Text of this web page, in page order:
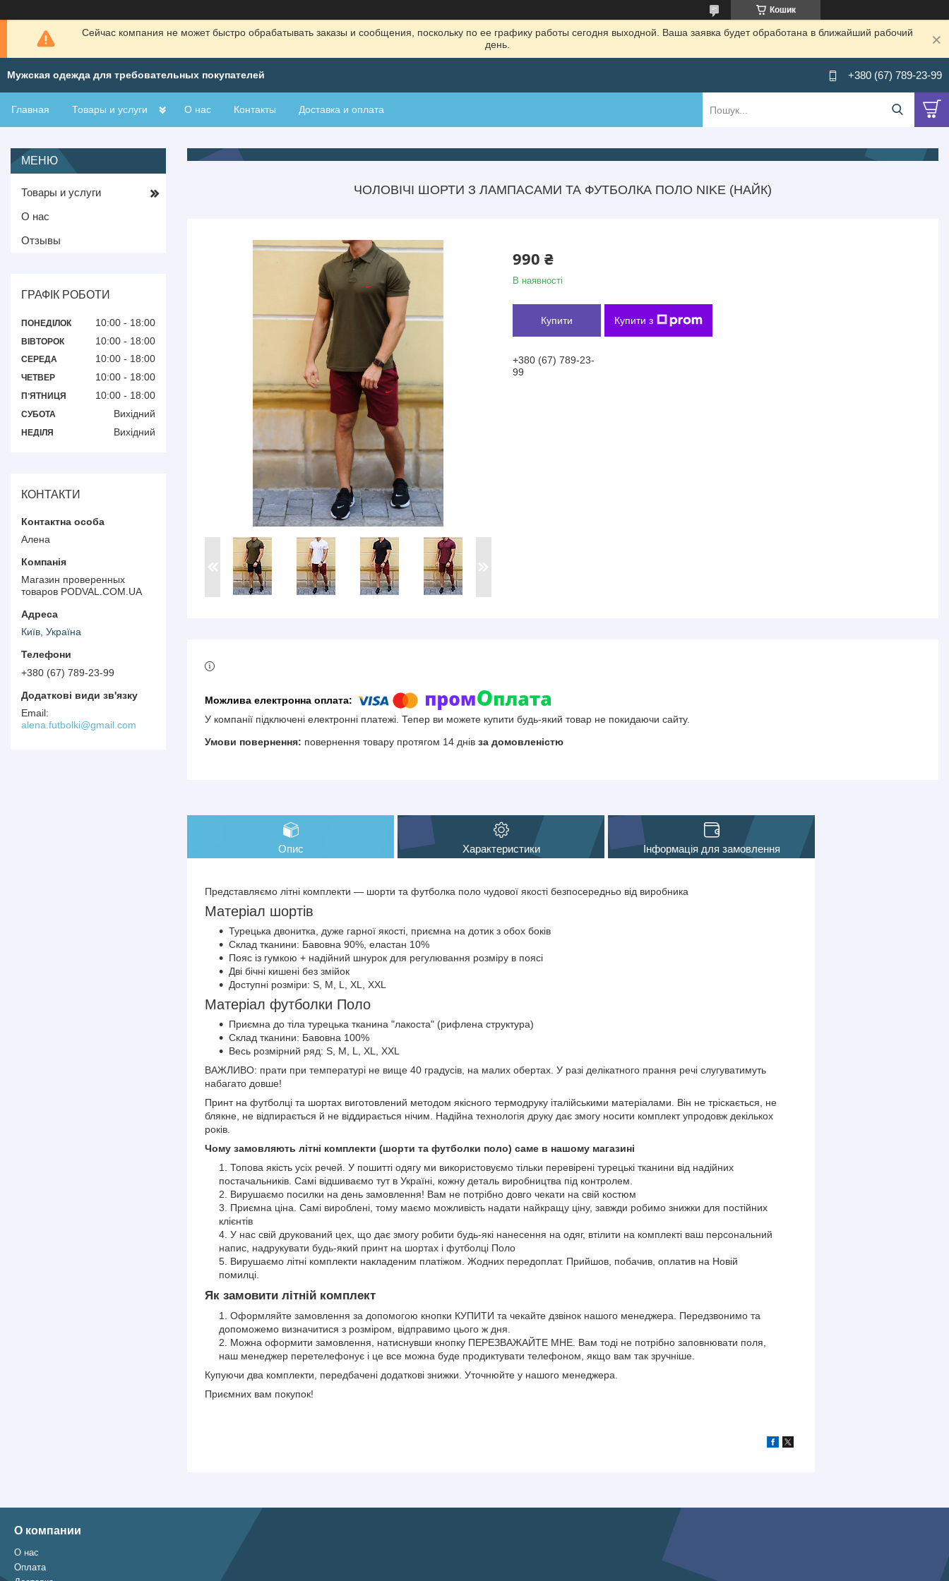
Кошик
Сейчас компания не может быстро обрабатывать заказы и сообщения, поскольку по ее графику работы сегодня выходной. Ваша заявка будет обработана в ближайший рабочий
день.
Мужская одежда для требовательных покупателей +380 (67) 789-23-99
Главная Товары и услуги О нас Контакты Доставка и оплата
ЧОЛОВІЧІ ШОРТИ З ЛАМПАСАМИ ТА ФУТБОЛКА ПОЛО NIKE (НАЙК)
990 ₴
В наявності
Купити Купити з
+380 (67) 789-23-
99
У компанії підключені електронні платежі. Тепер ви можете купити будь-який товар не покидаючи сайту.
повернення товару протягом 14 днів за домовленістю
Опис Характеристики Інформація для замовлення
Представляємо літні комплекти — шорти та футболка поло чудової якості безпосередньо від виробника
Матеріал шортів
Турецька двонитка, дуже гарної якості, приємна на дотик з обох боків
Склад тканини: Бавовна 90%, еластан 10%
Пояс із гумкою + надійний шнурок для регулювання розміру в поясі
Дві бічні кишені без змійок
Доступні розміри: S, M, L, XL, XXL
Матеріал футболки Поло
Приємна до тіла турецька тканина "лакоста" (рифлена структура)
Склад тканини: Бавовна 100%
Весь розмірний ряд: S, M, L, XL, XXL
ВАЖЛИВО: прати при температурі не вище 40 градусів, на малих обертах. У разі делікатного прання речі слугуватимуть
набагато довше!
Принт на футболці та шортах виготовлений методом якісного термодруку італійськими матеріалами. Він не тріскається, не
блякне, не відпирається й не віддирається нічим. Надійна технологія друку дає змогу носити комплект упродовж декількох
років.
Чому замовляють літні комплекти (шорти та футболки поло) саме в нашому магазині
Топова якість усіх речей. У пошитті одягу ми використовуємо тільки перевірені турецькі тканини від надійних
постачальників. Самі відшиваємо тут в Україні, кожну деталь виробництва під контролем.
Вирушаємо посилки на день замовлення! Вам не потрібно довго чекати на свій костюм
Приємна ціна. Самі вироблені, тому маємо можливість надати найкращу ціну, завжди робимо знижки для постійних
клієнтів
У нас свій друкований цех, що дає змогу робити будь-які нанесення на одяг, втілити на комплекті ваш персональний
напис, надрукувати будь-який принт на шортах і футболці Поло
Вирушаємо літні комплекти накладеним платіжом. Жодних передоплат. Прийшов, побачив, оплатив на Новій
помилці.
Як замовити літній комплект
Оформляйте замовлення за допомогою кнопки КУПИТИ та чекайте дзвінок нашого менеджера. Передзвонимо та
допоможемо визначитися з розміром, відправимо цього ж дня.
Можна оформити замовлення, натиснувши кнопку ПЕРЕЗВАЖАЙТЕ МНЕ. Вам тоді не потрібно заповнювати поля,
наш менеджер перетелефонує і це все можна буде продиктувати телефоном, якщо вам так зручніше.
Купуючи два комплекти, передбачені додаткові знижки. Уточнюйте у нашого менеджера.
Приємних вам покупок!
Товары и услуги
О нас
Отзывы
ГРАФІК РОБОТИ
ПОНЕДІЛОК 10:00 18:00
ВІВТОРОК 10:00 18:00
СЕРЕДА 10:00 18:00
ЧЕТВЕР 10:00 18:00
ПʼЯТНИЦЯ 10:00 18:00
СУБОТА Вихідний
НЕДІЛЯ Вихідний
КОНТАКТИ
Алена
Магазин проверенных
товаров PODVAL.СOM.UA
Київ, Україна
+380 (67) 789-23-99
alena.futbolki@gmail.com
О компании
О нас
Оплата